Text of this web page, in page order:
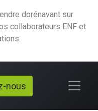
dorénavant sur
collaborateurs ENF et
nous